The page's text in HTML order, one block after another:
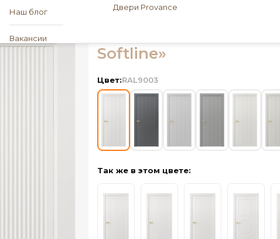
Наш блог
Вакансии
Двери Provance
Межкомнатная дверь
Softline»
Цвет:RAL9003
Так же в этом цвете: